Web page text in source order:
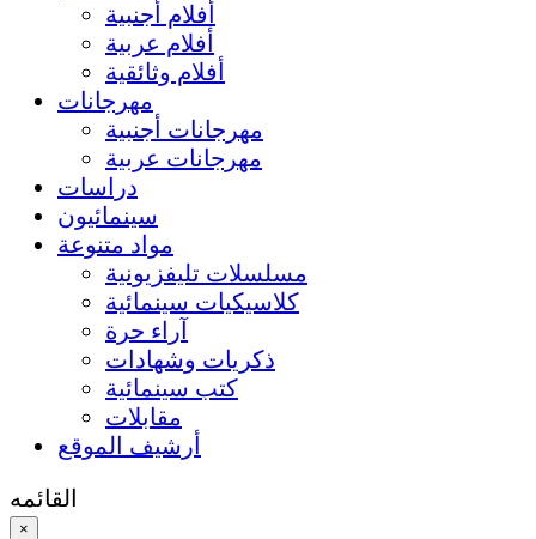
أفلام أجنبية
أفلام عربية
أفلام وثائقية
مهرجانات
مهرجانات أجنبية
مهرجانات عربية
دراسات
سينمائيون
مواد متنوعة
مسلسلات تليفزيونية
كلاسيكيات سينمائية
آراء حرة
ذكريات وشهادات
كتب سينمائية
مقابلات
أرشيف الموقع
القائمه
×